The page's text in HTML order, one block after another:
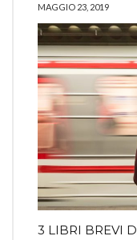
MAGGIO 23, 2019
3 LIBRI BREVI